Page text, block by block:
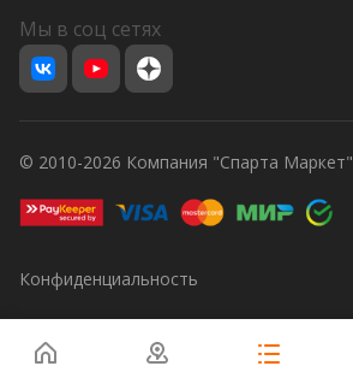
Мы в соц сетях
© 2010-2026 Компания "Спарта Маркет"
Конфиденциальность